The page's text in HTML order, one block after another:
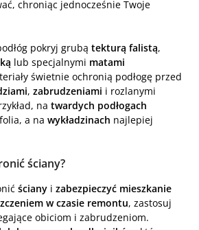
chroniąc jednocześnie Twoje
pokryj grubą tekturą falistą,
lub specjalnymi matami
świetnie ochronią podłogę przed
, zabrudzeniami i rozlanymi
na twardych podłogach
a na wykładzinach najlepiej
ściany?
ściany i zabezpieczyć mieszkanie
w czasie remontu, zastosuj
obiciom i zabrudzeniom.